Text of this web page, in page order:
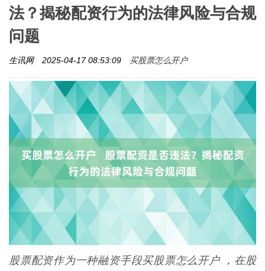
法？揭秘配资行为的法律风险与合规
问题
生讯网 2025-04-17 08:53:09 买股票怎么开户
股票配资作为一种融资手段买股票怎么开户 ，在股